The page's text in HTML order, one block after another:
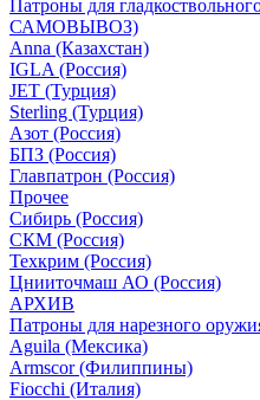
Патроны для
САМОВЫВОЗ)
Anna (Казахстан)
IGLA (Россия)
JET (Турция)
Sterling (Турция)
Азот (Россия)
БПЗ (Россия)
Главпатрон (Россия)
Прочее
Сибирь (Россия)
СКМ (Россия)
Техкрим (Россия)
Цнииточмаш АО (Россия)
АРХИВ
Патроны для нарезного
Aguila (Мексика)
Armscor (Филиппины)
Fiocchi (Италия)